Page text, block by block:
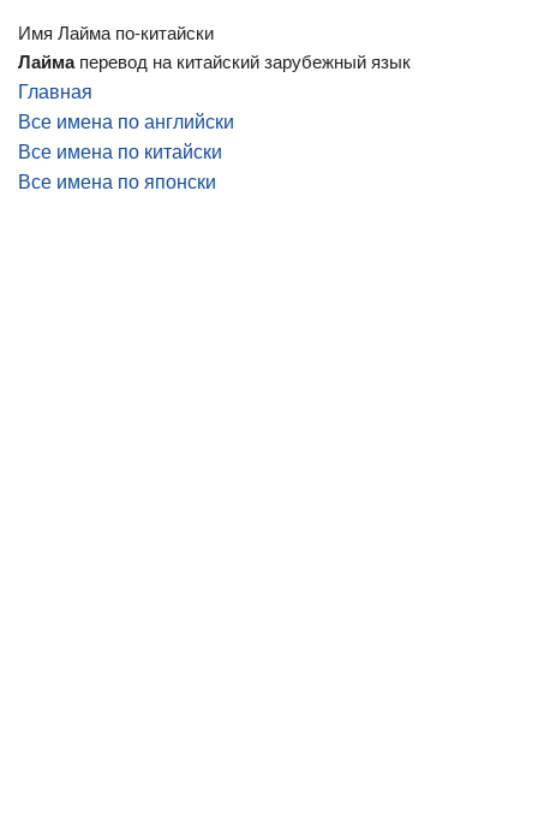
Имя Лайма по-китайски
Лаймаперевод на китайский зарубежный язык
Главная
Все имена по английски
Все имена по китайски
Все имена по японски